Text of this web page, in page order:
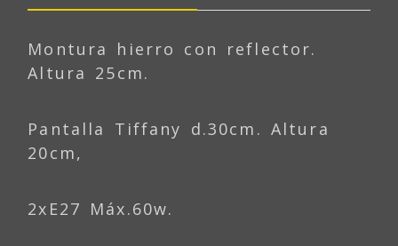
Montura hierro con reflector.
Altura 25cm.
Pantalla Tiffany d.30cm. Altura
20cm,
2xE27 Máx.60w.